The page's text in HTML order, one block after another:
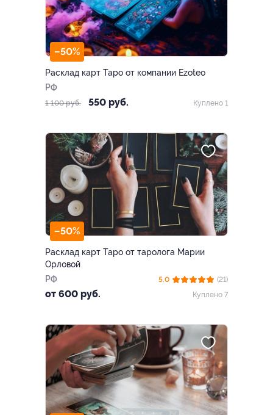
–50%
Расклад карт Таро от компании Ezoteo
РФ
1 100 руб. 550 руб. Куплено 1
–50%
Расклад карт Таро от таролога Марии
Орловой
РФ
от 600 руб.
5.0
(21)
Куплено 7